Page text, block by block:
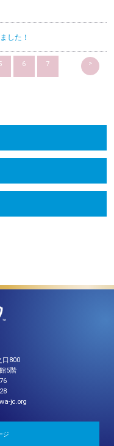
した！
6 7 >
口800
5階
jc.org
ジ